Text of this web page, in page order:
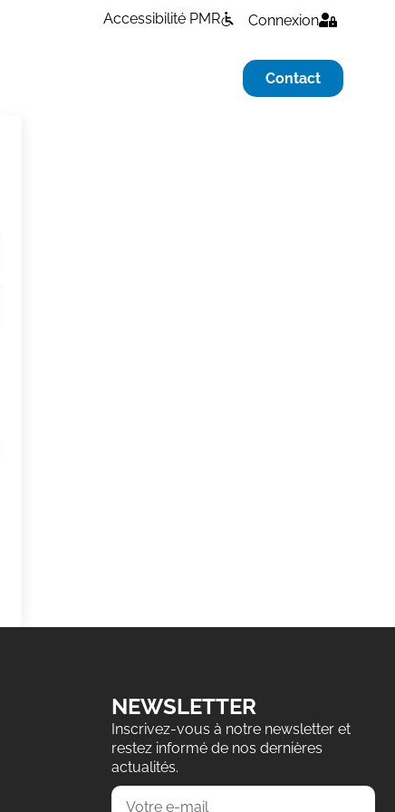
Accessibilité PMR Connexion
Contact
NEWSLETTER
Inscrivez-vous à notre newsletter et
restez informé de nos dernières
actualités.